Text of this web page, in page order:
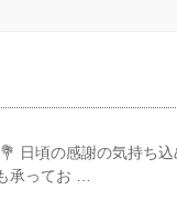
日頃の感謝の気持ち込
承ってお …